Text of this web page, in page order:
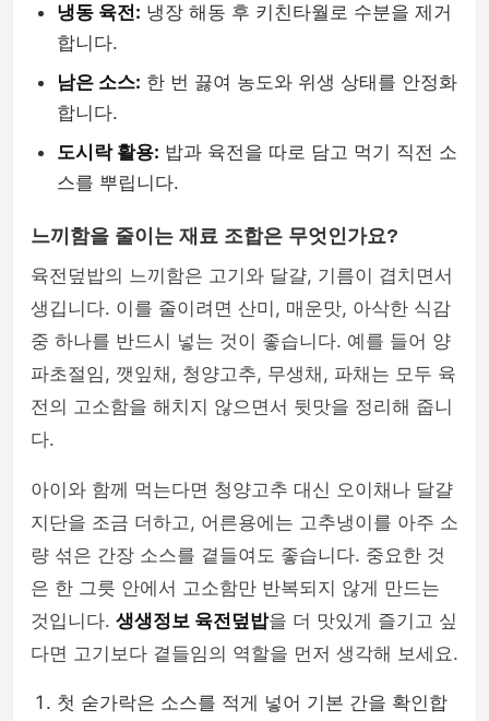
냉동 육전: 냉장 해동 후 키친타월로 수분을 제거
합니다.
남은 소스: 한 번 끓여 농도와 위생 상태를 안정화
합니다.
도시락 활용: 밥과 육전을 따로 담고 먹기 직전 소
스를 뿌립니다.
느끼함을 줄이는 재료 조합은 무엇인가요?
육전덮밥의 느끼함은 고기와 달걀, 기름이 겹치면서
생깁니다. 이를 줄이려면 산미, 매운맛, 아삭한 식감
중 하나를 반드시 넣는 것이 좋습니다. 예를 들어 양
파초절임, 깻잎채, 청양고추, 무생채, 파채는 모두 육
전의 고소함을 해치지 않으면서 뒷맛을 정리해 줍니
다.
아이와 함께 먹는다면 청양고추 대신 오이채나 달걀
지단을 조금 더하고, 어른용에는 고추냉이를 아주 소
량 섞은 간장 소스를 곁들여도 좋습니다. 중요한 것
은 한 그릇 안에서 고소함만 반복되지 않게 만드는
것입니다. 생생정보 육전덮밥을 더 맛있게 즐기고 싶
다면 고기보다 곁들임의 역할을 먼저 생각해 보세요.
첫 숟가락은 소스를 적게 넣어 기본 간을 확인합